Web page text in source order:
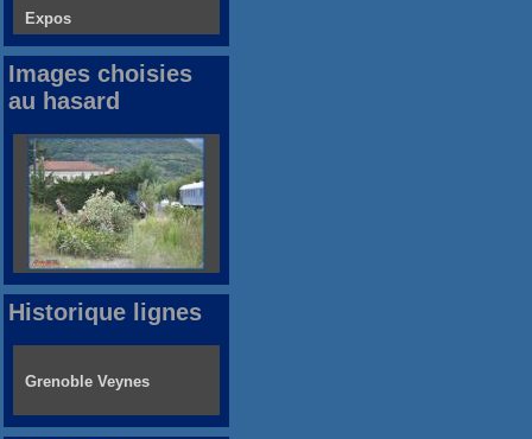
Expos
Images choisies
au hasard
Historique lignes
Grenoble Veynes